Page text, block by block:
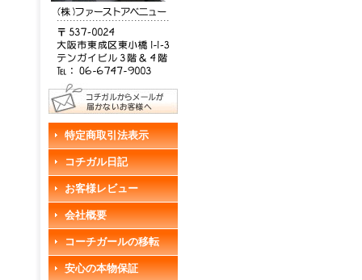
特定商取引法表示
コチガル日記
お客様レビュー
会社概要
コーチガールの移転
安心の本物保証